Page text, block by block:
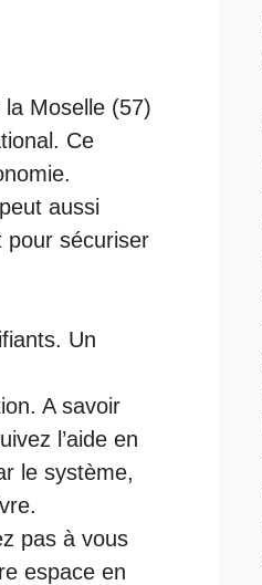
Moselle (57)
Ce
aussi
pour sécuriser
Un
A savoir
l’aide en
le système,
pas à vous
espace en